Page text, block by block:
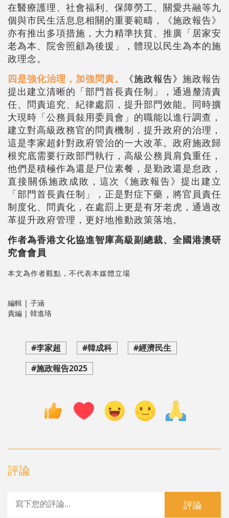
在醫療護理、社會福利、保障勞工、關愛共融等九
個與市民生活息息相關的重要範疇，《施政報告》
亦有推出多項措施，大力精準扶貧、推廣「居家安
老為本、院舍照顧為後援」，體現以民生為本的施
政理念。
四是強化治理，加強問責。
《施政報告》 施政報告
提出建立清晰的「部門首長責任制」，通過釐清責
任、問責追究、紀律處罰，提升部門效能。同時擴
大現時「公務員敍用委員會」的職能以進行調查，
建立對高級政務官的問責機制，提升政府的治理，
這是李家超針對政府管治的一大改革。政府施政歸
根究底需要行政部門執行，高級公務員肩負重任，
他們是積極作為還是尸位素餐，是勤政還是怠政，
直接關係施政成敗，這次 《施政報告》提出建立
「部門首長責任制」，正是對症下藥，將官員責任
制度化、問責化，在處罰上更是有牙老虎，通過改
革提升政府管理，更好地推動政策落地。
作者為香港文化協進智庫高級副總裁、全國港澳研
究會會員
本文為作者觀點，不代表本媒體立場
編輯 | 子涵
責編 | 韓進珞
#李家超 #韓成科
#經濟民生
#施政報告2025
評論
評論